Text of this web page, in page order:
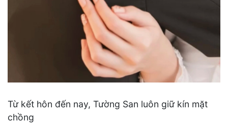
Từ kết hôn đến nay, Tường San luôn giữ kín mặt
chồng